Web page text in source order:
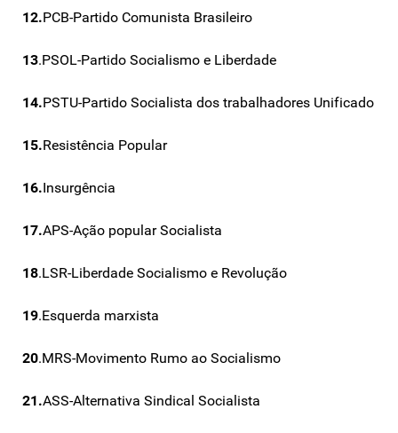
12.PCB-Partido Comunista Brasileiro
13.PSOL-Partido Socialismo e Liberdade
14.PSTU-Partido Socialista dos trabalhadores Unificado
15.Resistência Popular
16.Insurgência
17.APS-Ação popular Socialista
18.LSR-Liberdade Socialismo e Revolução
19.Esquerda marxista
20.MRS-Movimento Rumo ao Socialismo
21.ASS-Alternativa Sindical Socialista